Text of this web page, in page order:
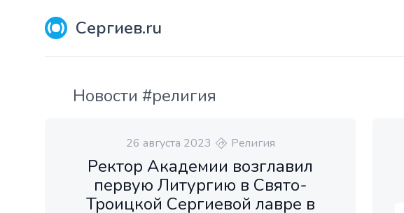
Сергиев.ru
Новости #религия
26 августа 2023 Религия
Ректор Академии возглавил
первую Литургию в Свято-
Троицкой Сергиевой лавре в